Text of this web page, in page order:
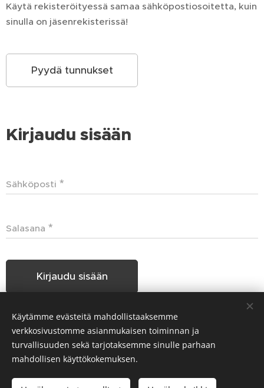
Käytä rekisteröityessä samaa sähköpostiosoitetta, kuin
sinulla on jäsenrekisterissä!
Pyydä tunnukset
Kirjaudu sisään
Sähköposti
Salasana
Kirjaudu sisään
Unohditko salasanasi?
Hakunilan Seudun Koiraharrastajat HSKH ry
Käytämme evästeitä mahdollistaaksemme
verkkosivustomme asianmukaisen toiminnan ja
turvallisuuden sekä tarjotaksemme sinulle parhaan
mahdollisen käyttökokemuksen.